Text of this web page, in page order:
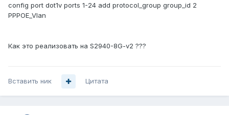
config port dot1v ports 1-24 add protocol_group group_id 2
PPPOE_Vlan
Как это реализовать на S2940-8G-v2 ???
Вставить ник Цитата